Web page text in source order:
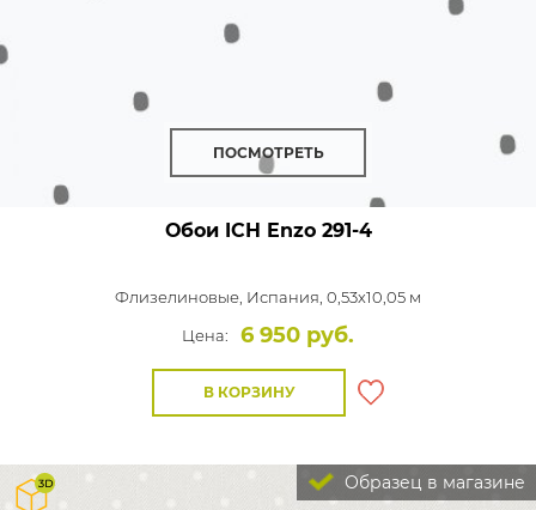
ПОСМОТРЕТЬ
Обои ICH Enzo291-4
Флизелиновые, Испания, 0,53x10,05 м
Цена:
6 950 руб.
В КОРЗИНУ
Образец в магазине